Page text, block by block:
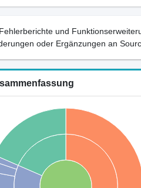
und
oder Ergänzungen an